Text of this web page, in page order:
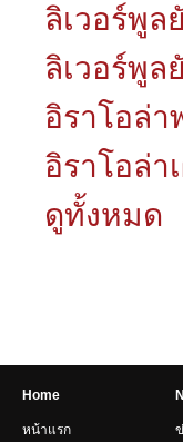
ลิเวอร์พูล
ลิเวอร์พูล
อิราโอล่
อิราโอล่า
ดูทั้งหมด
Home
หน้าแรก